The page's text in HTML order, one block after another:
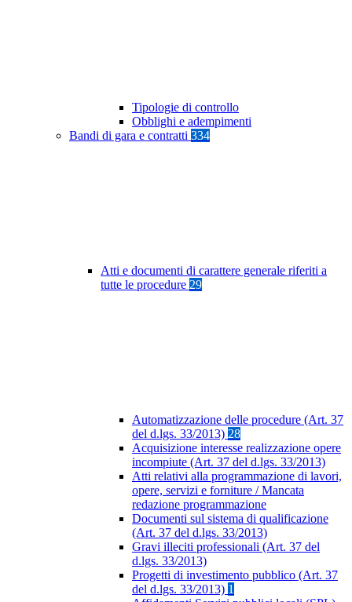
Tipologie di controllo
Obblighi e adempimenti
Bandi di gara e contratti 334
Atti e documenti di carattere generale riferiti a
tutte le procedure 29
Automatizzazione delle procedure (Art. 37
del d.lgs. 33/2013) 28
Acquisizione interesse realizzazione opere
incompiute (Art. 37 del d.lgs. 33/2013)
Atti relativi alla programmazione di lavori,
opere, servizi e forniture / Mancata
redazione programmazione
Documenti sul sistema di qualificazione
(Art. 37 del d.lgs. 33/2013)
Gravi illeciti professionali (Art. 37 del
d.lgs. 33/2013)
Progetti di investimento pubblico (Art. 37
del d.lgs. 33/2013) 1